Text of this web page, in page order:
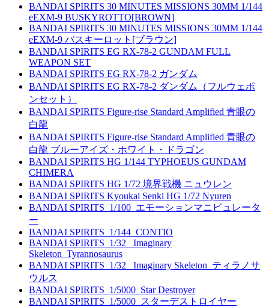
BANDAI SPIRITS 30 MINUTES MISSIONS 30MM 1/144
eEXM-9 BUSKYROTTO[BROWN]
BANDAI SPIRITS 30 MINUTES MISSIONS 30MM 1/144
eEXM-9 バスキーロット[ブラウン]
BANDAI SPIRITS EG RX-78-2 GUNDAM FULL
WEAPON SET
BANDAI SPIRITS EG RX-78-2 ガンダム
BANDAI SPIRITS EG RX-78-2 ダンダム（フルウェポ
ンセット）
BANDAI SPIRITS Figure-rise Standard Amplified 青眼の
白龍
BANDAI SPIRITS Figure-rise Standard Amplified 青眼の
白龍 ブルーアイズ・ホワイト・ドラゴン
BANDAI SPIRITS HG 1/144 TYPHOEUS GUNDAM
CHIMERA
BANDAI SPIRITS HG 1/72 境界戦機 ニュウレン
BANDAI SPIRITS Kyoukai Senki HG 1/72 Nyuren
BANDAI SPIRITS_1/100_エモーションマニピュレータ
ー
BANDAI SPIRITS_1/144_CONTIO
BANDAI SPIRITS_1/32_ Imaginary
Skeleton_Tyrannosaurus
BANDAI SPIRITS_1/32_ Imaginary Skeleton_ティラノサ
ウルス
BANDAI SPIRITS_1/5000_Star Destroyer
BANDAI SPIRITS_1/5000_スターデストロイヤー